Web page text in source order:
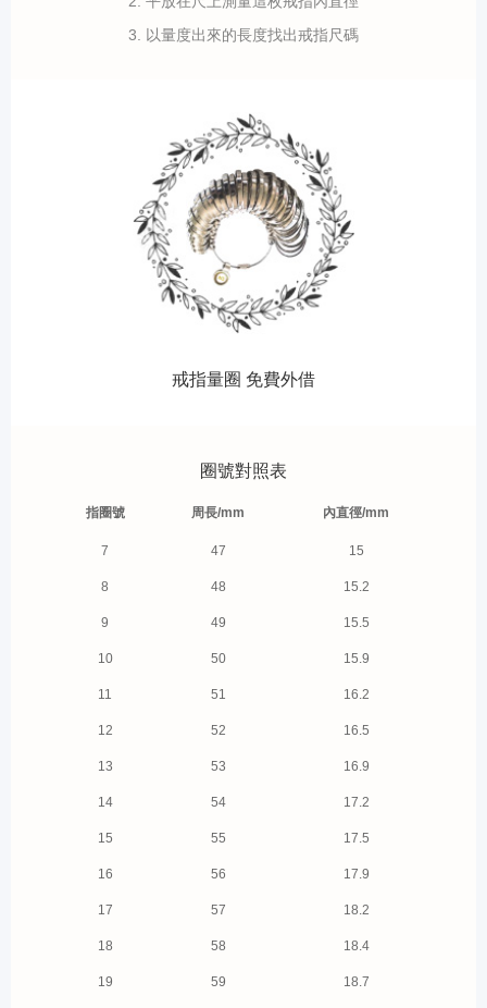
3. 以量度出來的長度找出戒指尺碼
戒指量圈 免費外借
圈號對照表
指圈號 周長/mm 內直徑/mm
7 47 15
8 48 15.2
9 49 15.5
10 50 15.9
11 51 16.2
12 52 16.5
13 53 16.9
14 54 17.2
15 55 17.5
16 56 17.9
17 57 18.2
18 58 18.4
19 59 18.7